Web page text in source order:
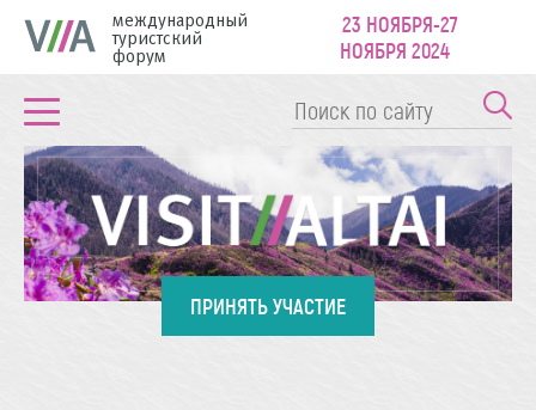
международный
туристский
форум
23 НОЯБРЯ-27
НОЯБРЯ 2024
ПРИНЯТЬ УЧАСТИЕ